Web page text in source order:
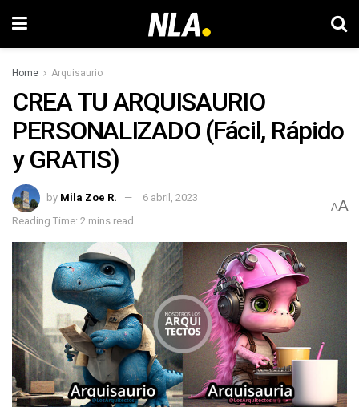
Home Arquisaurio
CREA TU ARQUISAURIO
PERSONALIZADO (Fácil, Rápido
y GRATIS)
by Mila Zoe R.
6 abril, 2023
Reading Time: 2 mins read
AA